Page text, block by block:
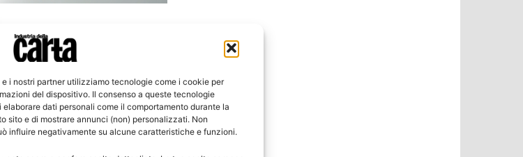
i nostri partner utilizziamo tecnologie come i cookie per
del dispositivo. Il consenso a queste tecnologie
dati personali come il comportamento durante la
sito e di mostrare annunci (non) personalizzati. Non
influire negativamente su alcune caratteristiche e funzioni.
Cartaria
si terrà l’evento di
che conta” moderato dal
oltre al Presidente
Confindustria Toscana Nord
Simone Nisi, il Presidente
Utilitalia Lorenzo Perra.